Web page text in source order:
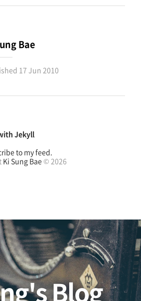
Bae
17 Jun 2010
Jekyll
to my feed.
Ki Sung Bae© 2026
Blog